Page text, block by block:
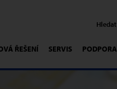
ŘEŠENÍ SERVIS PODPORA